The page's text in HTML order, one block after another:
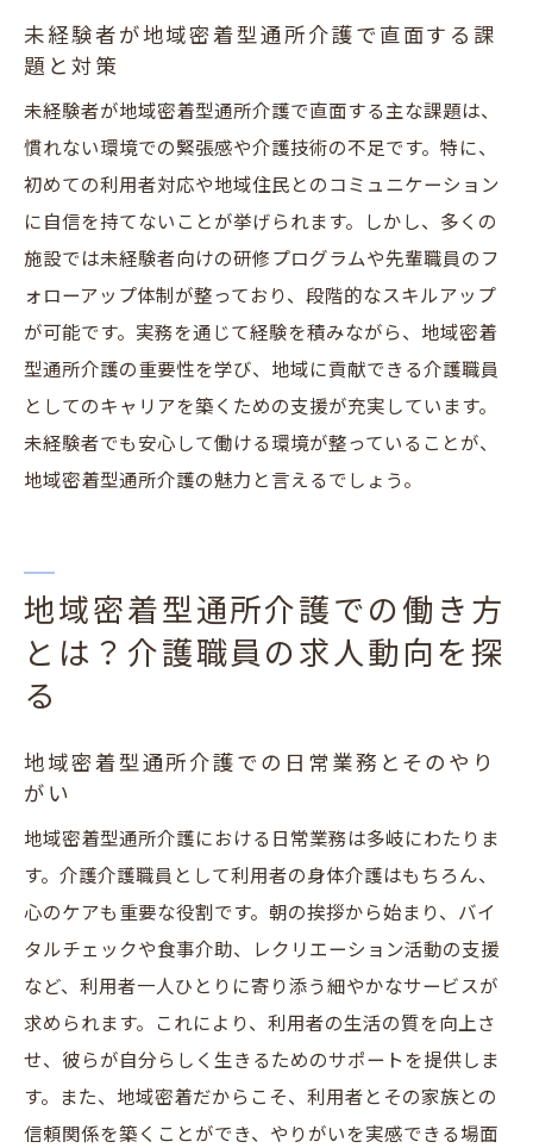
未経験者が地域密着型通所介護で直面する課
題と対策
未経験者が地域密着型通所介護で直面する主な課題は、
慣れない環境での緊張感や介護技術の不足です。特に、
初めての利用者対応や地域住民とのコミュニケーション
に自信を持てないことが挙げられます。しかし、多くの
施設では未経験者向けの研修プログラムや先輩職員のフ
ォローアップ体制が整っており、段階的なスキルアップ
が可能です。実務を通じて経験を積みながら、地域密着
型通所介護の重要性を学び、地域に貢献できる介護職員
としてのキャリアを築くための支援が充実しています。
未経験者でも安心して働ける環境が整っていることが、
地域密着型通所介護の魅力と言えるでしょう。
地域密着型通所介護での働き方
とは？介護職員の求人動向を探
る
地域密着型通所介護での日常業務とそのやり
がい
地域密着型通所介護における日常業務は多岐にわたりま
す。介護介護職員として利用者の身体介護はもちろん、
心のケアも重要な役割です。朝の挨拶から始まり、バイ
タルチェックや食事介助、レクリエーション活動の支援
など、利用者一人ひとりに寄り添う細やかなサービスが
求められます。これにより、利用者の生活の質を向上さ
せ、彼らが自分らしく生きるためのサポートを提供しま
す。また、地域密着だからこそ、利用者とその家族との
信頼関係を築くことができ、やりがいを実感できる場面